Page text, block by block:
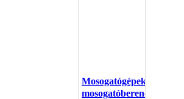
Mosogatógépek,
mosogatóberendezések